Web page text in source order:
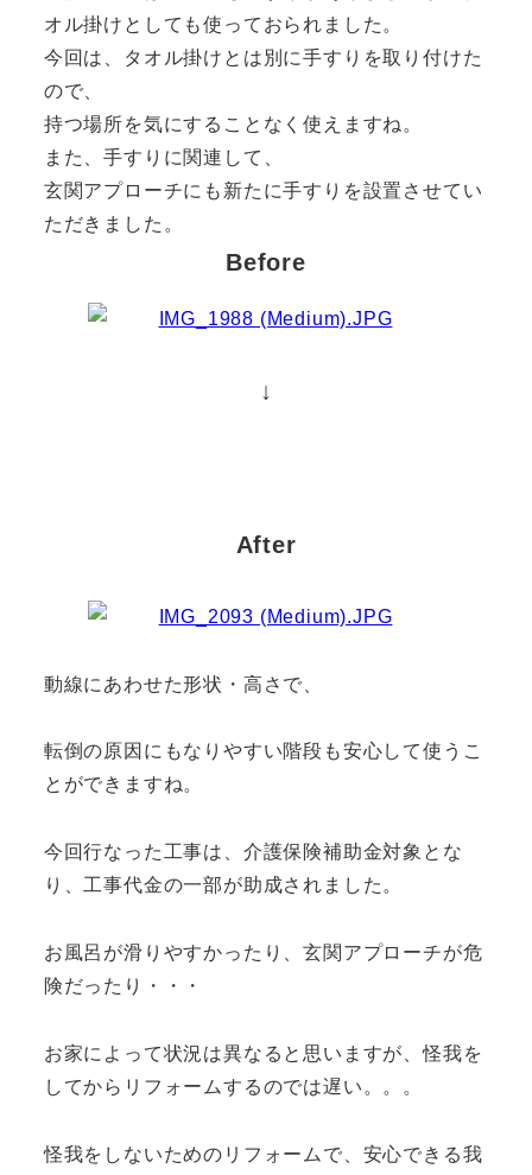
オル掛けとしても使っておられました。
今回は、タオル掛けとは別に手すりを取り付けた
ので、
持つ場所を気にすることなく使えますね。
また、手すりに関連して、
玄関アプローチにも新たに手すりを設置させてい
ただきました。
Before
↓
After
動線にあわせた形状・高さで、
転倒の原因にもなりやすい階段も安心して使うこ
とができますね。
今回行なった工事は、介護保険補助金対象とな
り、工事代金の一部が助成されました。
お風呂が滑りやすかったり、玄関アプローチが危
険だったり・・・
お家によって状況は異なると思いますが、怪我を
してからリフォームするのでは遅い。。。
怪我をしないためのリフォームで、安心できる我